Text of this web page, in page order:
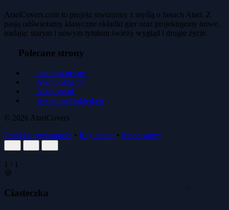
AtariCovers.com to projekt stworzony z myślą o fanach Atari. Z
pasją odświeżamy klasyczne okładki gier oraz projektujemy nowe,
nadając starym i nowym tytułom świeży wygląd i drugie życie.
Polecane strony
atariteca.net.pe
AtariOnline.pl
Atari.org.pl
Systemembedded.eu
© 2026 AtariCovers
Polityka prywatności • Regulamin • Mapa strony
1 / 1
🍪
Ciasteczka